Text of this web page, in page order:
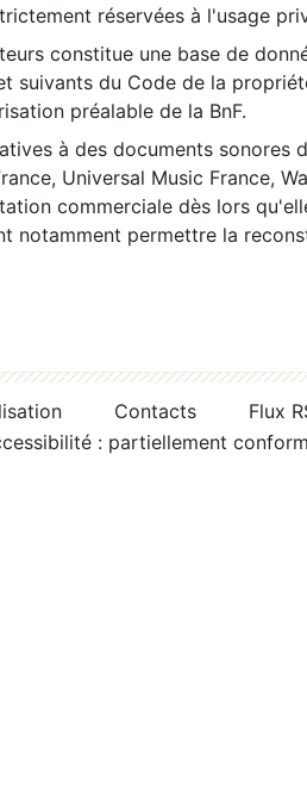
réservées à l'usage
constitue une base de
suivants du Code de la
préalable de la BnF.
à des documents sonores
Universal Music France,
commerciale dès lors
notamment permettre la
Contacts
Flux
: partiellement